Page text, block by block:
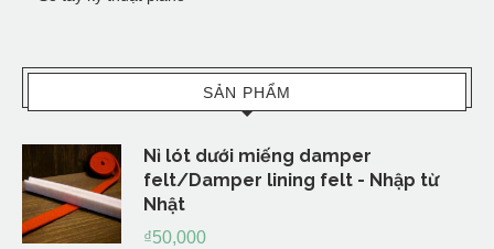
SẢN PHẨM
Nỉ lót dưới miếng damper
felt/Damper lining felt - Nhập từ
Nhật
₫50,000